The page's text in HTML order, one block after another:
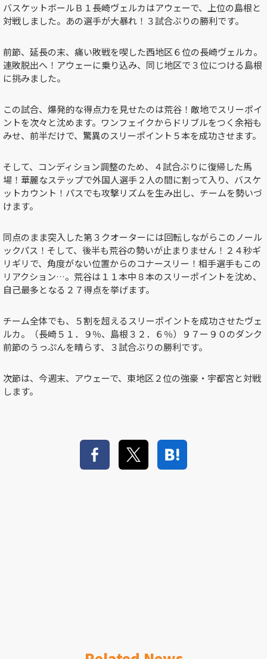
バスケットボールＢ１長崎ヴェルカはアウェーで、上位の島根と
対戦しました。あの選手が大暴れ！３試合ぶりの勝利です。
前節、延長の末、痛い敗戦を喫した西地区６位の長崎ヴェルカ。
連敗脱出へ！アウェーに乗り込み、同じ地区で３位につける島根
に挑みました。
この試合、爆発的な得点力を見せたのは荒谷！敵地でスリーポイ
ントを次々と沈めます。ワンフェイクからドリブルをつく余裕も
みせ、前半だけで、驚異のスリーポイント５本を成功させます。
そして、コンディション調整のため、４試合ぶりに復帰した馬
場！華麗なステップで外国人選手２人の間に割って入り、バスケ
ットカウント！パスでも攻撃リズムを生み出し、チームを勢いづ
けます。
同点のまま突入した第３クオーターには回転しながらこのノール
ックパス！そして、後半も荒谷の勢いが止まりません！２４秒ギ
リギリで、角度がない位置からのコナースリー！相手選手もこの
リアクション…。荒谷は１１本中８本のスリーポイントを沈め、
自己最多となる２７得点を挙げます。
チーム全体でも、５割を超えるスリーポイントを成功させたヴェ
ルカ。（長崎５１．９％、島根３２．６％）９７ー９０のダンク
前節のうっぷんを晴らす、３試合ぶりの勝利です。
次節は、今週末、アウェーで、東地区２位の強豪・宇都宮と対戦
します。